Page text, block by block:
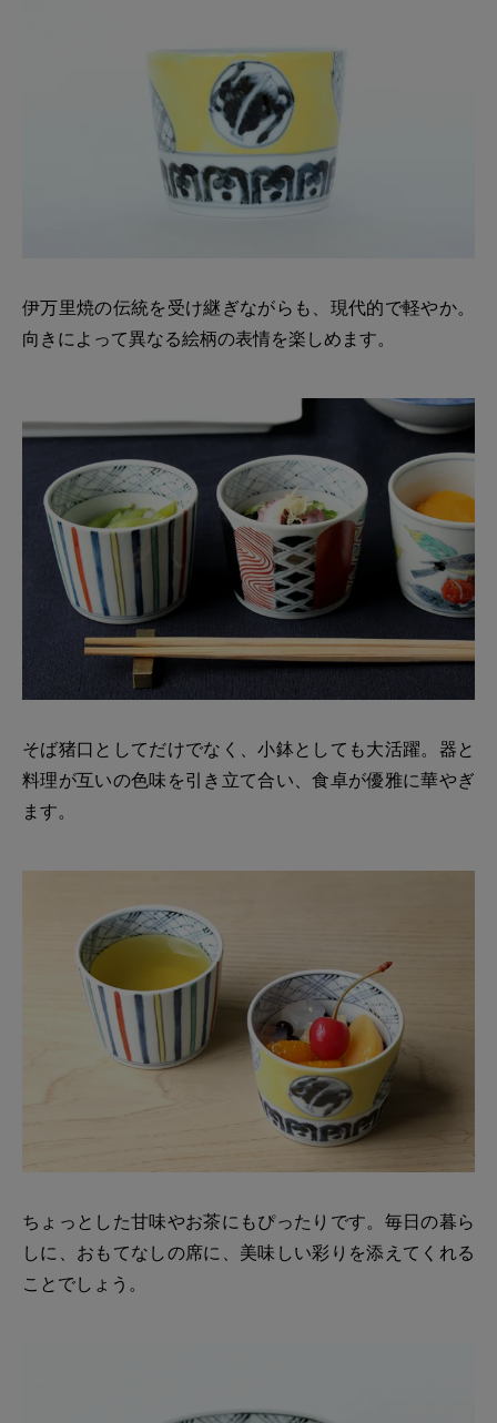
伊万里焼の伝統を受け継ぎながらも、現代的で軽やか。
向きによって異なる絵柄の表情を楽しめます。
そば猪口としてだけでなく、小鉢としても大活躍。器と
料理が互いの色味を引き立て合い、食卓が優雅に華やぎ
ます。
ちょっとした甘味やお茶にもぴったりです。毎日の暮ら
しに、おもてなしの席に、美味しい彩りを添えてくれる
ことでしょう。